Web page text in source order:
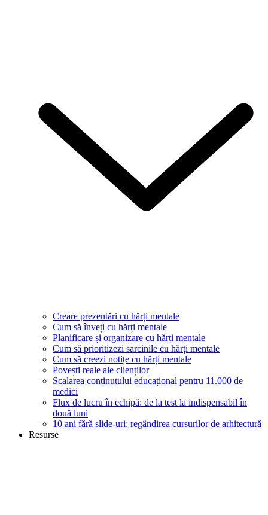
Creare prezentări cu hărți mentale
Cum să înveți cu hărți mentale
Planificare și organizare cu hărți mentale
Cum să prioritizezi sarcinile cu hărți mentale
Cum să creezi notițe cu hărți mentale
Povești reale ale clienților
Scalarea conținutului educațional pentru 11.000 de
medici
Flux de lucru în echipă: de la test la indispensabil în
două luni
10 ani fără slide-uri: regândirea cursurilor de arhitectură
Resurse